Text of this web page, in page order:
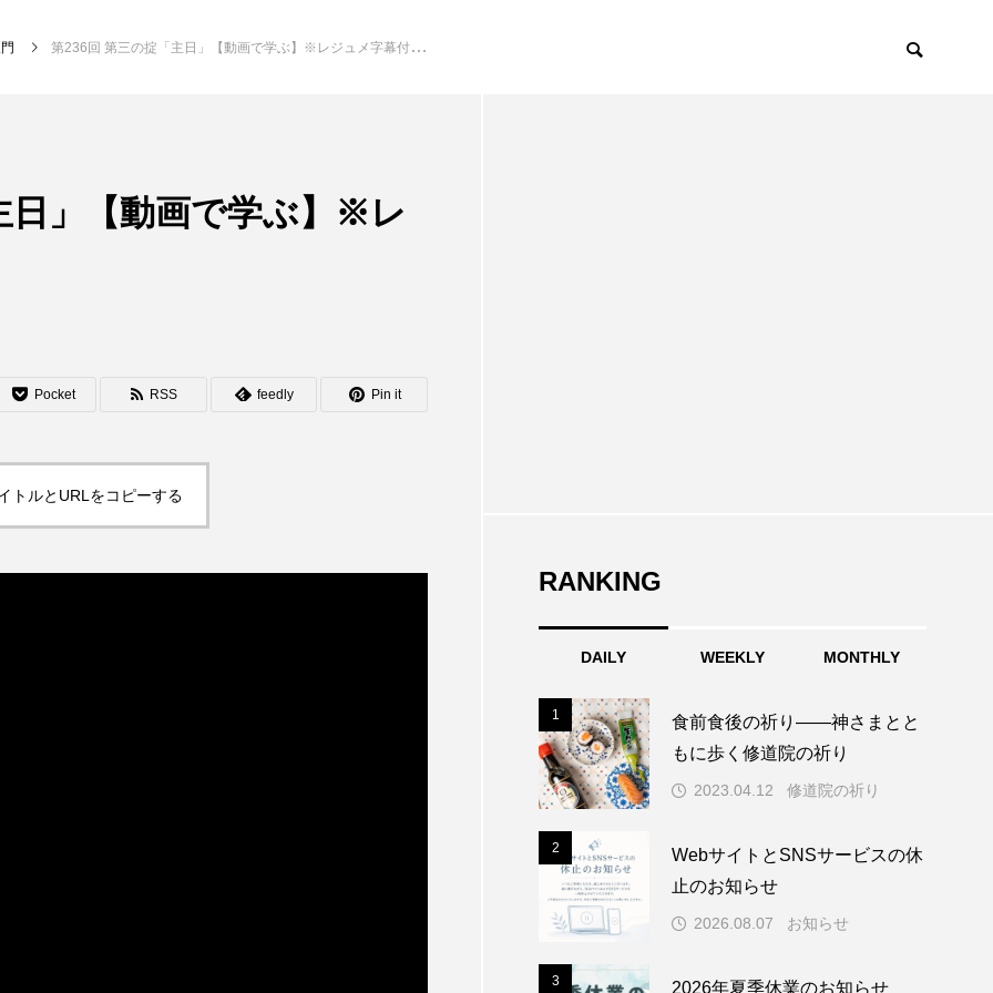
第236回 第三の掟「主日」【動画で学ぶ】※レジュメ字幕付き
日」【動画で学ぶ】※レ
Pocket RSS feedly Pin it
トルとURLをコピーする
RANKING
DAILY WEEKLY MONTHLY
1
食前食後の祈り――神さまとと
もに歩く修道院の祈り
2023.04.12 修道院の祈り
2
WebサイトとSNSサービスの休
止のお知らせ
2026.08.07 お知らせ
3 2026年夏季休業のお知らせ